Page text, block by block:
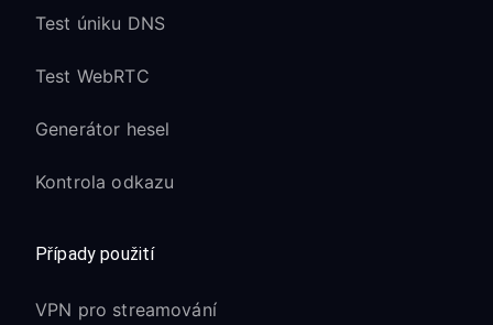
Test úniku DNS
Test WebRTC
Generátor hesel
Kontrola odkazu
Případy použití
VPN pro streamování